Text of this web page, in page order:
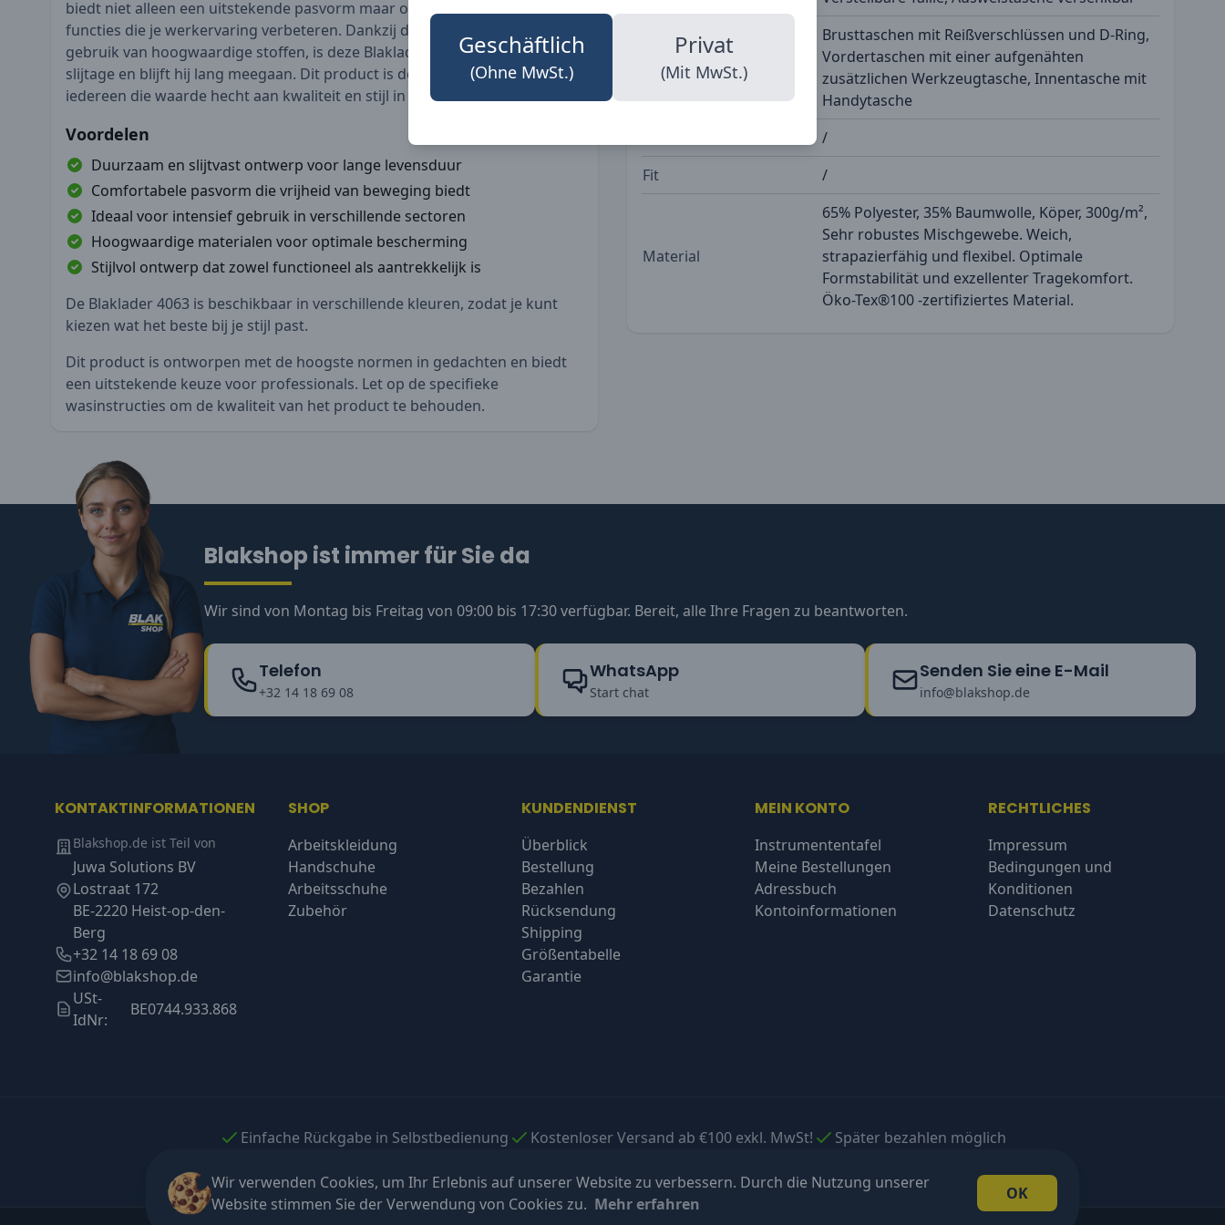
Wir verwenden Cookies, um Ihr Erlebnis auf unserer Website zu verbessern. Durch die Nutzung unserer
Website stimmen Sie der Verwendung von Cookies zu. Mehr erfahren
OK
Geschäftlich
(Ohne MwSt.)
Privat
(Mit MwSt.)
biedt niet alleen een uitstekende pasvorm maar ook tal van handige
functies die je werkervaring verbeteren. Dankzij de sterke constructie en
gebruik van hoogwaardige stoffen, is deze Blaklader bestand tegen
slijtage en blijft hij lang meegaan. Dit product is de perfecte keuze voor
iedereen die waarde hecht aan kwaliteit en stijl in hun werkkleding.
Voordelen
Duurzaam en slijtvast ontwerp voor lange levensduur
Comfortabele pasvorm die vrijheid van beweging biedt
Ideaal voor intensief gebruik in verschillende sectoren
Hoogwaardige materialen voor optimale bescherming
Stijlvol ontwerp dat zowel functioneel als aantrekkelijk is
De Blaklader 4063 is beschikbaar in verschillende kleuren, zodat je kunt
kiezen wat het beste bij je stijl past.
Dit product is ontworpen met de hoogste normen in gedachten en biedt
een uitstekende keuze voor professionals. Let op de specifieke
wasinstructies om de kwaliteit van het product te behouden.
Taschen
Brusttaschen mit Reißverschlüssen und D-Ring,
Vordertaschen mit einer aufgenähten
zusätzlichen Werkzeugtasche, Innentasche mit
Handytasche
/
Fit
/
Material
65% Polyester, 35% Baumwolle, Köper, 300g/m²,
Sehr robustes Mischgewebe. Weich,
strapazierfähig und flexibel. Optimale
Formstabilität und exzellenter Tragekomfort.
Öko-Tex®100 -zertifiziertes Material.
Blakshop ist immer für Sie da
Wir sind von Montag bis Freitag von 09:00 bis 17:30 verfügbar. Bereit, alle Ihre Fragen zu beantworten.
Telefon
+32 14 18 69 08
WhatsApp
Start chat
Senden Sie eine E-Mail
info@blakshop.de
KONTAKTINFORMATIONEN
Blakshop.de ist Teil von
Juwa Solutions BV
Lostraat 172
BE-2220 Heist-op-den-
Berg
+32 14 18 69 08
info@blakshop.de
USt-
IdNr:
BE0744.933.868
SHOP
Arbeitskleidung
Handschuhe
Arbeitsschuhe
Zubehör
KUNDENDIENST
Überblick
Bestellung
Bezahlen
Rücksendung
Shipping
Größentabelle
Garantie
MEIN KONTO
Instrumententafel
Meine Bestellungen
Adressbuch
Kontoinformationen
RECHTLICHES
Impressum
Bedingungen und
Konditionen
Datenschutz
Einfache Rückgabe in Selbstbedienung Kostenloser Versand ab €100 exkl. MwSt! Später bezahlen möglich